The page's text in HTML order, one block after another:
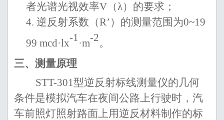
者光谱光视效率V （λ）的要求；
4.逆反射系数（R’ ）的测量范围为0~19
99 mcd·lx-1 ·m-2。
三、测量原理
STT-301型逆反射标线测量仪的几何
条件是模拟汽车在夜间公路上行驶时，汽
车前照灯照射路面上用逆反材料制作的标